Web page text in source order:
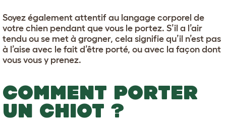
Soyez également attentif au langage corporel de
votre chien pendant que vous le portez. S’il a l’air
tendu ou se met à grogner, cela signifie qu’il n’est pas
à l’aise avec le fait d’être porté, ou avec la façon dont
vous vous y prenez.
COMMENT PORTER
UN CHIOT ?